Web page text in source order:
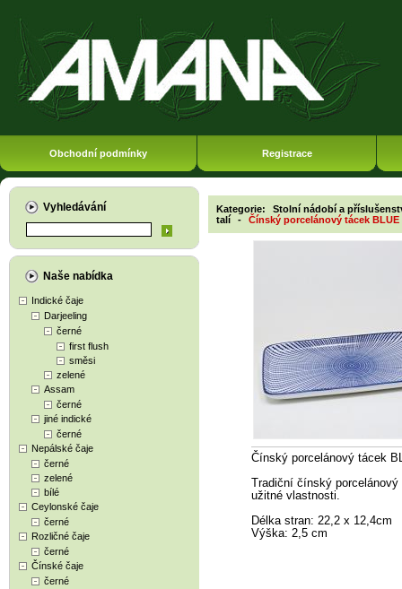
Obchodní podmínky Registrace
Vyhledávání
Naše nabídka
Indické čaje
Darjeeling
černé
first flush
směsi
zelené
Assam
černé
jiné indické
černé
Nepálské čaje
černé
zelené
bílé
Ceylonské čaje
černé
Rozličné čaje
černé
Čínské čaje
černé
Kategorie:
Stolní nádobí a
talí
- Čínský porcelánový tácek BLUE
Čínský porcelánový tácek
Tradiční čínský
užitné vlastnosti.
Délka stran: 22,2 x 12,4cm
Výška: 2,5 cm